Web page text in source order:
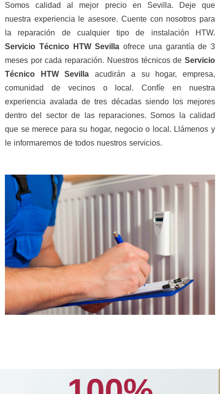
Somos calidad al mejor precio en Sevilla. Deje que
nuestra experiencia le asesore. Cuente con nosotros para
la reparación de cualquier tipo de instalación HTW.
Servicio Técnico HTW Sevilla ofrece una garantía de 3
meses por cada reparación. Nuestros técnicos de Servicio
Técnico HTW Sevillaacudirán a su hogar, empresa,
comunidad de vecinos o local. Confíe en nuestra
experiencia avalada de tres décadas siendo los mejores
dentro del sector de las reparaciones. Somos la calidad
que se merece para su hogar, negocio o local. Llámenos y
le informaremos de todos nuestros servicios.